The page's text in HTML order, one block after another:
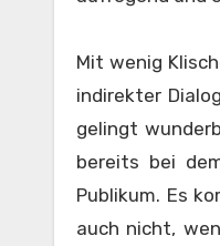
Mit wenig
indirekter
gelingt
bereits bei
Publikum. Es
auch nicht,